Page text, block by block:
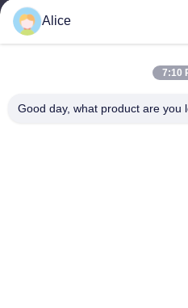
Ons adres
No. 3, Gaoya Industrial Park,
Alice
7:10
Good day, what product are you